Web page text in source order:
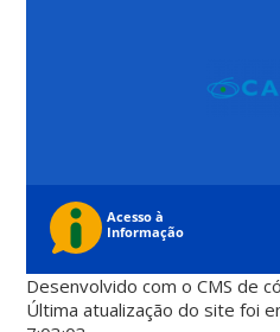
Desenvolvido com o CMS de
Última atualização do site foi